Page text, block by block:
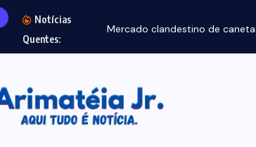
Notícias
Quentes:
Mercado clandestino de